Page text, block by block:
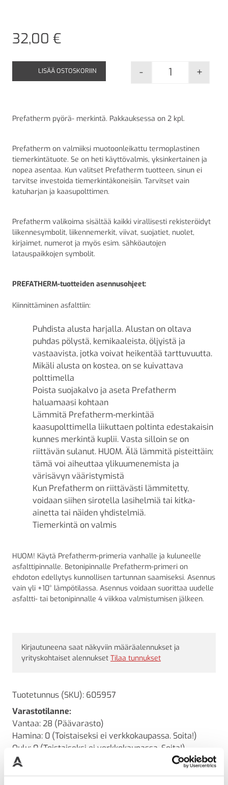
32,00 €
Prefatherm,
- +
LISÄÄ OSTOSKORIIN
Prefatherm pyörä- merkintä. Pakkauksessa on 2 kpl.
Prefatherm on valmiiksi muotoonleikattu termoplastinen
tiemerkintätuote. Se on heti käyttövalmis, yksinkertainen ja
nopea asentaa. Kun valitset Prefatherm tuotteen, sinun ei
tarvitse investoida tiemerkintäkoneisiin. Tarvitset vain
katuharjan ja kaasupolttimen.
Prefatherm valikoima sisältää kaikki virallisesti rekisteröidyt
liikennesymbolit, liikennemerkit, viivat, suojatiet, nuolet,
kirjaimet, numerot ja myös esim. sähköautojen
latauspaikkojen symbolit.
PREFATHERM-tuotteiden asennusohjeet:
Kiinnittäminen asfalttiin:
Puhdista alusta harjalla. Alustan on oltava
puhdas pölystä, kemikaaleista, öljyistä ja
vastaavista, jotka voivat heikentää tarttuvuutta.
Mikäli alusta on kostea, on se kuivattava
polttimella
Poista suojakalvo ja aseta Prefatherm
haluamaasi kohtaan
Lämmitä Prefatherm-merkintää
kaasupolttimella liikuttaen poltinta edestakaisin
kunnes merkintä kuplii. Vasta silloin se on
riittävän sulanut. HUOM. Älä lämmitä pisteittäin;
tämä voi aiheuttaa ylikuumenemista ja
värisävyn vääristymistä
Kun Prefatherm on riittävästi lämmitetty,
voidaan siihen sirotella lasihelmiä tai kitka-
ainetta tai näiden yhdistelmiä.
Tiemerkintä on valmis
HUOM! Käytä Prefatherm-primeria vanhalle ja kuluneelle
asfalttipinnalle. Betonipinnalle Prefatherm-primeri on
ehdoton edellytys kunnollisen tartunnan saamiseksi. Asennus
vain yli +10° lämpötilassa. Asennus voidaan suorittaa uudelle
asfaltti- tai betonipinnalle 4 viikkoa valmistumisen jälkeen.
Kirjautuneena saat näkyviin määräalennukset ja
yrityskohtaiset alennukset Tilaa tunnukset
Tuotetunnus (SKU): 605957
Varastotilanne:
Vantaa: 28 (Päävarasto)
Hamina: 0 (Toistaiseksi ei verkkokaupassa. Soita!)
Oulu: 0 (Toistaiseksi ei verkkokaupassa. Soita!)